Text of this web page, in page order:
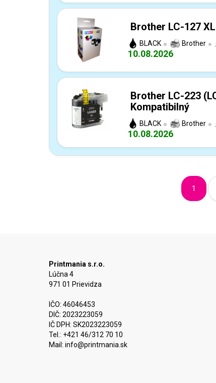
Brother LC-127
BLACK Brother
10.08.2026
Brother LC-223
Kompatibilný
BLACK Brother
10.08.2026
1
Printmania s.r.o.
Lúčna 4
971 01 Prievidza
IČO: 46046453
DIČ: 2023223059
IČ DPH: SK2023223059
Tel.: +421 46/312 70 10
Mail: info@printmania.sk